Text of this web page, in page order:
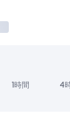
1時間 4